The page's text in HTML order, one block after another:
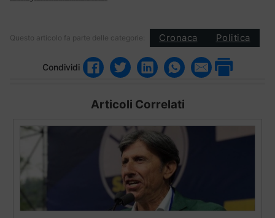
Questo articolo fa parte delle categorie: Cronaca Politica
Condividi
Articoli Correlati